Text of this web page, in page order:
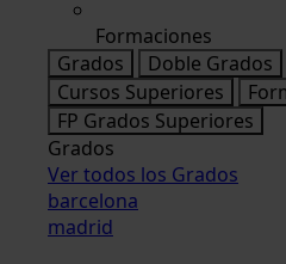
Formaciones
Grados
Doble Grados
Cursos Superiores
FP Grados Superiores
Grados
Ver todos los Grados
barcelona
madrid